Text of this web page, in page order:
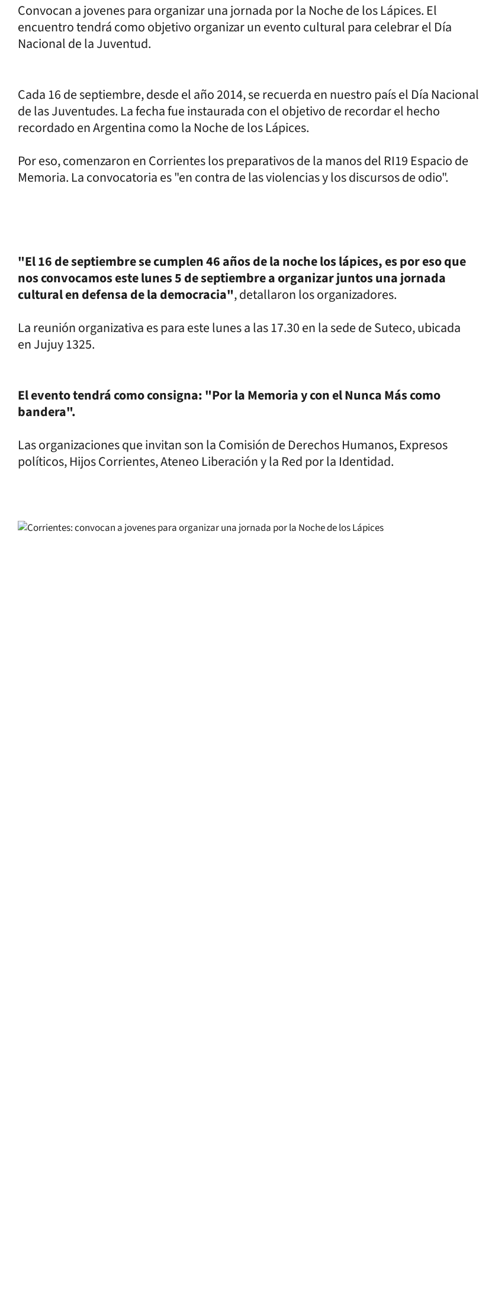
Convocan a jovenes para organizar una jornada por la Noche de los Lápices. El
encuentro tendrá como objetivo organizar un evento cultural para celebrar el Día
Nacional de la Juventud.
Cada 16 de septiembre, desde el año 2014, se recuerda en nuestro país el Día Nacional
de las Juventudes. La fecha fue instaurada con el objetivo de recordar el hecho
recordado en Argentina como la Noche de los Lápices.
Por eso, comenzaron en Corrientes los preparativos de la manos del RI19 Espacio de
Memoria. La convocatoria es "en contra de las violencias y los discursos de odio".
"El 16 de septiembre se cumplen 46 años de la noche los lápices, es por eso que
nos convocamos este lunes 5 de septiembre a organizar juntos una jornada
cultural en defensa de la democracia", detallaron los organizadores.
La reunión organizativa es para este lunes a las 17.30 en la sede de Suteco, ubicada
en Jujuy 1325.
El evento tendrá como consigna: "Por la Memoria y con el Nunca Más como
bandera".
Las organizaciones que invitan son la Comisión de Derechos Humanos, Expresos
políticos, Hijos Corrientes, Ateneo Liberación y la Red por la Identidad.